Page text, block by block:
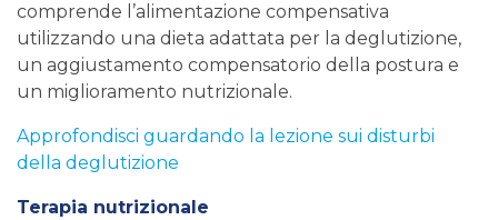
comprende l’alimentazione compensativa
utilizzando una dieta adattata per la deglutizione,
un aggiustamento compensatorio della postura e
un miglioramento nutrizionale.
Approfondisci guardando la lezione sui disturbi
della deglutizione
Terapia nutrizionale